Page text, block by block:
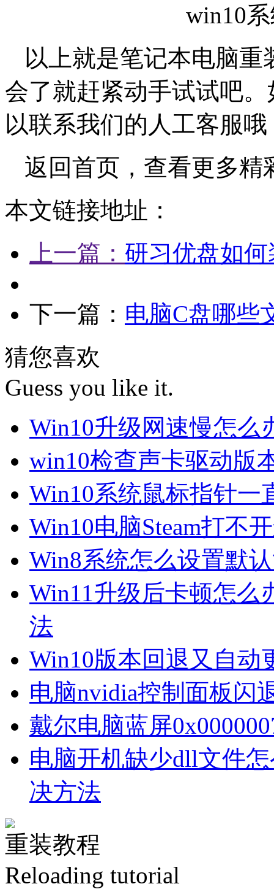
win10
以上就是笔记本电脑重
会了就赶紧动手试试吧
以联系我们的人工客服哦
返回首页，查看更多精
本文链接地址：
上一篇： 研习优盘如
下一篇： 电脑C盘哪些
猜您喜欢
Guess you like it.
Win10升级网速慢怎么
win10检查声卡驱动版
Win10系统鼠标指针一
Win10电脑Steam打不
Win8系统怎么设置默
Win11升级后卡顿怎么
法
Win10版本回退又自动
电脑nvidia控制面板闪
戴尔电脑蓝屏
电脑开机缺少dll文件
决方法
重装教程
Reloading tutorial